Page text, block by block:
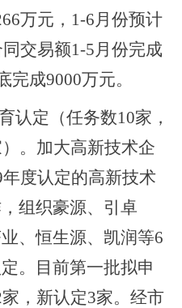
万元， 1-6 月份预计
交易额1-5月份完成
完成9000万元。
认定 （任务数10家，
） 。 加大高新技术企
年度认定的高新技术
， 组织豪源、引卓
、恒生源、凯润等6
。目前第一批拟申
家，新认定3家。经市